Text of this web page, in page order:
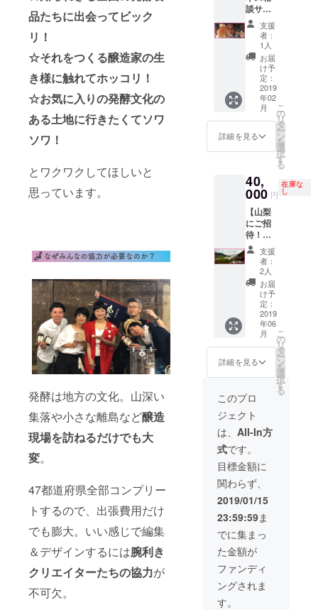
品たちに出会ってビック
リ！
☆それをつくる醸造家の生
き様に触れてホッコリ！
☆お気に入りの発酵文化の
ある土地に行きたくてソワ
ソワ！
とワクワクしてほしいと
思っています。
発酵は地方の文化。山深い
集落や小さな離島など醸造
現場を訪ねるだけでも大
変。
47都道府県全部コンプリー
トするので、出張費用だけ
でも膨大。いい感じで編集
＆デザインするには腕利き
クリエイターたちの協力が
不可欠。
会の内
容を
ぎゅっ
と凝縮
した公
式書籍
の巻末
広告
ページ
へ掲載
・会場
内、告
知物へ
の掲載
エ館内
ポス
ター(B
全)、フ
ライ
ヤー
(A4)、
ヒカリ
エ館内
サイ
ネー
ジ、d47
MUSEU
M館内
エント
ラン
ス、概
要文パ
ネルな
どにロ
ゴマー
クを掲
載
ら打ち
上げま
で?! 私
たちと
チーム
となっ
て一緒
にイベ
ントを
つくり
あげま
しょ
シャツ
もお渡
ししま
す！ ●
お礼
メール
●47発酵
サポー
ター限
定チ
ケット
1枚 ●展
覧会公
式書籍
1冊 ●関
クイベ
ントの
ポート
●関連イ
ベント
のサ
スタッ
フとし
て参加
（ス
タッフ
限定T
シャツ
付き）
＊トー
クイベ
ントは
展覧会
期間中
クイベ
ントの
全てに
参加で
きるパ
スポー
ト（動
画配信
付き）
に加
え、関
連イベ
タッフ
として
参加し
ていた
だき、
当日の
顔合わ
せから
受付、
撤収か
ら打ち
上げま
で?! 私
たちと
チーム
となっ
て一緒
つくり
しょ
う。ス
タッフ
限定のT
シャツ
もお渡
ししま
す！ ●
メール
●47発酵
サポー
ター限
定チ
ケット
1枚 ●展
談サシ
飲みプ
ラン】
プロ
ジェク
トの営
業/事業
プロ
デュー
スを手
がける
小野裕
之とサ
シ飲み
ジネス
や人生
につい
て相談
できま
す。厳
しくも
優しい
アドバ
イスが
たっぷ
り受け
られま
す。 ●
お礼
メール
●47発酵
定チ
ケット
1枚 ●展
覧会公
式書籍
1冊 ※
メール
等でい
い感じ
の飲み
屋を設
定しま
す ※飲
み代は
都度相
談 ※会
場でチ
ケット
支援
者：
1人
お届
け予
定：
2019
年02
月
詳細を見る
こ
の
リ
タ
ー
ン
を
選
択
す
る
40,
000 円
在庫な
し
【山梨
にご招
待！プ
ラン】
僕の住
む山梨
の甲府
盆地一
帯を散
歩しな
がら、
ワイン
飲んだ
り地元
の蔵や
僕のラ
ボを訪
ねる旅
にご招
待！ ●
お礼
メール
●47発酵
サポー
ター限
定チ
ケット
1枚 ●展
覧会公
式書籍
1冊 ※日
時は
メール
等でご
支援
者：
2人
お届
け予
定：
2019
年06
月
詳細を見る
こ
の
リ
タ
ー
ン
を
選
択
す
る
このプロ
ジェクト
は、 All-In方
式です。
目標金額に
関わらず、
2019/01/15
23:59:59ま
でに集まっ
た金額が
ファンディ
ングされま
す。